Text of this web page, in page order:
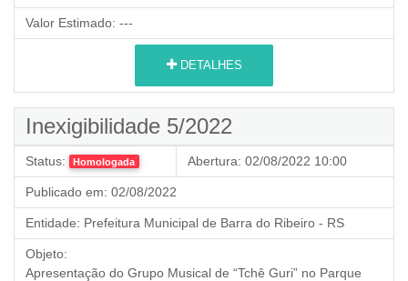
Valor Estimado: ---
DETALHES
Inexigibilidade 5/2022
Status: Homologada Abertura: 02/08/2022 10:00
Publicado em: 02/08/2022
Entidade: Prefeitura Municipal de Barra do Ribeiro - RS
Objeto:
Apresentação do Grupo Musical de “Tchê Guri” no Parque